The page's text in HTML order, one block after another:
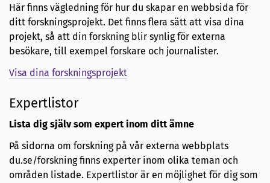
Här finns vägledning för hur du skapar en webbsida för
ditt forskningsprojekt. Det finns flera sätt att visa dina
projekt, så att din forskning blir synlig för externa
besökare, till exempel forskare och journalister.
Visa dina forskningsprojekt
Expertlistor
Lista dig själv som expert inom ditt ämne
På sidorna om forskning på vår externa webbplats
du.se/forskning finns experter inom olika teman och
områden listade. Expertlistor är en möjlighet för dig som